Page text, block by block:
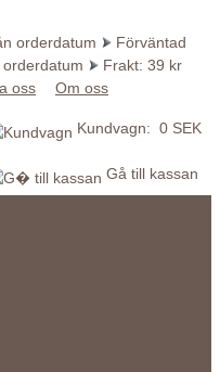
orderdatum
Förväntad
Frakt: 39 kr
oss Om oss
Kundvagn: 0 SEK
Gå till kassan